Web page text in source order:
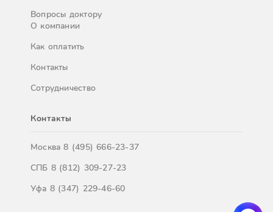
Вопросы доктору
О компании
Как оплатить
Контакты
Сотрудничество
Контакты
Москва8 (495) 666-23-37
СПБ 8 (812) 309-27-23
Уфа 8 (347) 229-46-60